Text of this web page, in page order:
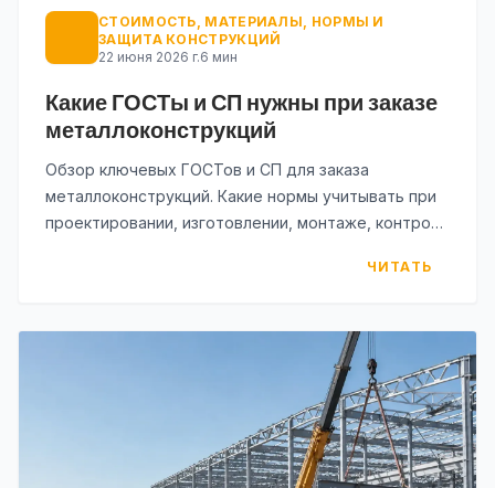
СТОИМОСТЬ, МАТЕРИАЛЫ, НОРМЫ И
ЗАЩИТА КОНСТРУКЦИЙ
22 июня 2026 г.6 мин
Какие ГОСТы и СП нужны при заказе
металлоконструкций
Обзор ключевых ГОСТов и СП для заказа
металлоконструкций. Какие нормы учитывать при
проектировании, изготовлении, монтаже, контроле
ЧИТАТЬ